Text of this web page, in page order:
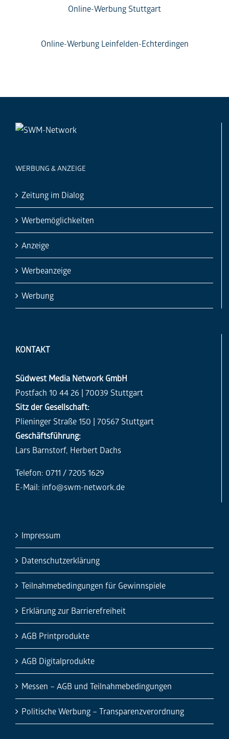
Online-Werbung Stuttgart
Online-Werbung Leinfelden-Echterdingen
WERBUNG & ANZEIGE
Zeitung im Dialog
Werbemöglichkeiten
Anzeige
Werbeanzeige
Werbung
KONTAKT
Südwest Media Network GmbH
Postfach 10 44 26 | 70039 Stuttgart
Sitz der Gesellschaft:
Plieninger Straße 150 | 70567 Stuttgart
Geschäftsführung:
Lars Barnstorf, Herbert Dachs
Telefon: 0711 / 7205 1629
E-Mail: info@swm-network.de
Impressum
Datenschutzerklärung
Teilnahmebedingungen für Gewinnspiele
Erklärung zur Barrierefreiheit
AGB Printprodukte
AGB Digitalprodukte
Messen – AGB und Teilnahmebedingungen
Politische Werbung – Transparenzverordnung